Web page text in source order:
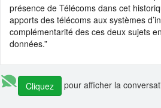
présence de Télécoms dans cet
apports des télécoms aux systèmes
complémentarité des ces deux sujets
données.”
Cliquez pour afficher la